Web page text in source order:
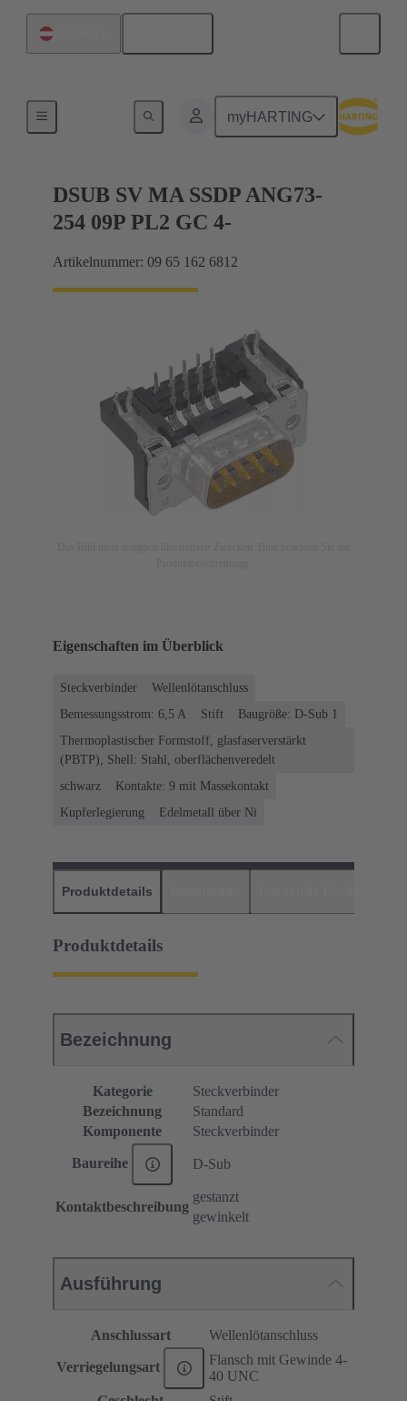
myHARTING
Motherboard-to-Daughtercard Verbindungen
DSUB SV MA SSDP ANG73-
254 09P PL2 GC 4-
Artikelnummer: 09 65 162 6812
Eigenschaften im Überblick
Steckverbinder
Wellenlötanschluss
Bemessungsstrom: ‌6,5 A
Stift
Baugröße: D-Sub 1
Thermoplastischer Formstoff, glasfaserverstärkt
(PBTP), Shell: Stahl, oberflächenveredelt
schwarz
Kontakte: 9 mit Massekontakt
Kupferlegierung
Edelmetall über Ni
Produktdetails
Produktdetails
Bezeichnung
Kategorie
Steckverbinder
Bezeichnung
Standard
Komponente
Steckverbinder
Baureihe D-Sub
Kontaktbeschreibung
gestanzt
gewinkelt
Ausführung
Anschlussart Wellenlötanschluss
Verriegelungsart
Flansch mit Gewinde 4-
40 UNC